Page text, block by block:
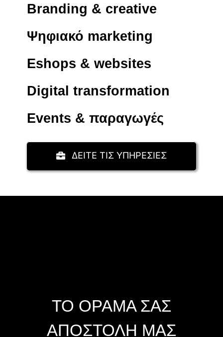
Branding & creative
Ψηφιακό marketing
Eshops & websites
Digital transformation
Events & παραγωγές
ΔΕΙΤΕ ΤΙΣ ΥΠΗΡΕΣΙΕΣ
ΤΟ ΟΡΑΜΑ ΣΑΣ
ΑΠΟΣΤΟΛΗ ΜΑΣ